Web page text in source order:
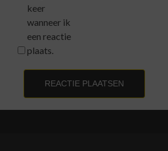
keer
wanneer ik
een reactie
plaats.